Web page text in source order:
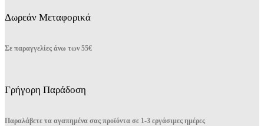
Δωρεάν Μεταφορικά
Σε παραγγελίες άνω των 55€
Γρήγορη Παράδοση
Παραλάβετε τα αγαπημένα σας προϊόντα σε 1-3 εργάσιμες ημέρες